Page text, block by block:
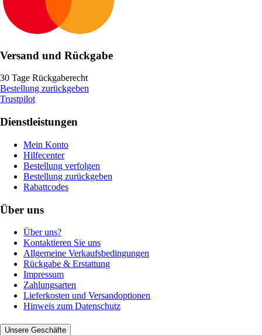
Versand und Rückgabe
30 Tage Rückgaberecht
Bestellung zurückgeben
Trustpilot
Dienstleistungen
Mein Konto
Hilfecenter
Bestellung verfolgen
Bestellung zurückgeben
Rabattcodes
Über uns
Über uns?
Kontaktieren Sie uns
Allgemeine Verkaufsbedingungen
Rückgabe & Erstattung
Impressum
Zahlungsarten
Lieferkosten und Versandoptionen
Hinweis zum Datenschutz
Unsere Geschäfte